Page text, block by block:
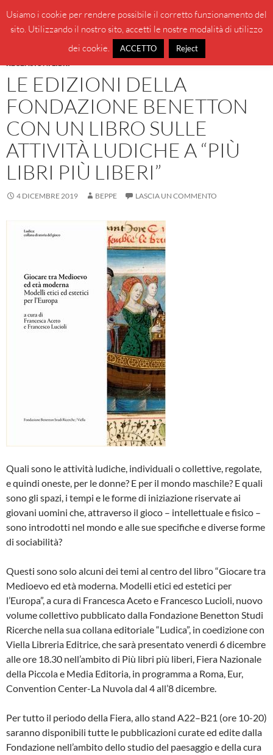
contenuto
BeppeBlog
MENU
RECENSIONI LIBRI
LE EDIZIONI DELLA
FONDAZIONE BENETTON
CON UN LIBRO SULLE
ATTIVITÀ LUDICHE A “PIÙ
LIBRI PIÙ LIBERI”
4 DICEMBRE 2019 BEPPE LASCIA UN COMMENTO
Quali sono le attività ludiche, individuali o collettive, regolate,
e quindi oneste, per le donne? E per il mondo maschile? E quali
sono gli spazi, i tempi e le forme di iniziazione riservate ai
giovani uomini che, attraverso il gioco – intellettuale e fisico –
sono introdotti nel mondo e alle sue specifiche e diverse forme
di sociabilità?
Questi sono solo alcuni dei temi al centro del libro “Giocare tra
Medioevo ed età moderna. Modelli etici ed estetici per
l’Europa”, a cura di Francesca Aceto e Francesco Lucioli, nuovo
volume collettivo pubblicato dalla Fondazione Benetton Studi
Ricerche nella sua collana editoriale “Ludica”, in coedizione con
Viella Libreria Editrice, che sarà presentato venerdì 6 dicembre
alle ore 18.30 nell’ambito di Più libri più liberi, Fiera Nazionale
della Piccola e Media Editoria, in programma a Roma, Eur,
Convention Center-La Nuvola dal 4 all’8 dicembre.
Per tutto il periodo della Fiera, allo stand A22–B21 (ore 10-20)
saranno disponibili tutte le pubblicazioni curate ed edite dalla
Fondazione nell’ambito dello studio del paesaggio e della cura
Usiamo i cookie per rendere possibile il corretto funzionamento del
sito. Utilizzando il nostro sito, accetti le nostre modalità di utilizzo
dei cookie.
ACCETTO Reject